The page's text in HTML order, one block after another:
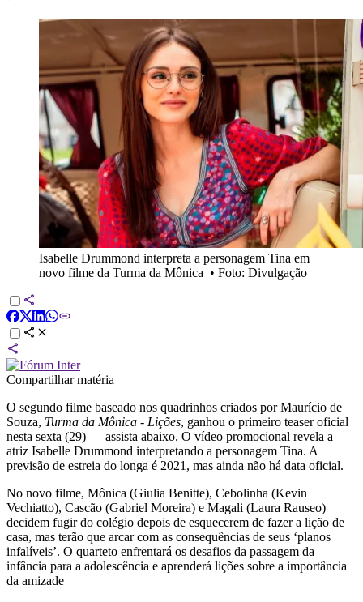
Isabelle Drummond interpreta a personagem Tina em
novo filme da Turma da Mônica • Foto: Divulgação
Compartilhar matéria
O segundo filme baseado nos quadrinhos criados por Maurício de
Souza, Turma da Mônica - Lições, ganhou o primeiro teaser oficial
nesta sexta (29) — assista abaixo. O vídeo promocional revela a
atriz Isabelle Drummond interpretando a personagem Tina. A
previsão de estreia do longa é 2021, mas ainda não há data oficial.
No novo filme, Mônica (Giulia Benitte), Cebolinha (Kevin
Vechiatto), Cascão (Gabriel Moreira) e Magali (Laura Rauseo)
decidem fugir do colégio depois de esquecerem de fazer a lição de
casa, mas terão que arcar com as consequências de seus ‘planos
infalíveis’. O quarteto enfrentará os desafios da passagem da
infância para a adolescência e aprenderá lições sobre a importância
da amizade